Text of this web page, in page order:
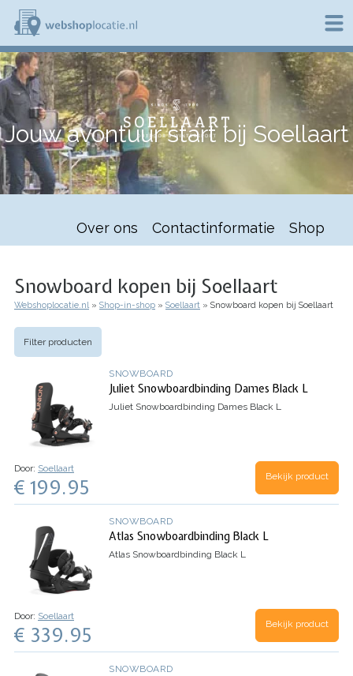
Overslaan
naar
de
inhoud
gaan
W
e
b
o
p
c
l
Jouw avontuur start bij Soellaart
Over ons Contactinformatie Shop
Snowboard kopen bij Soellaart
Kruimelpad
Webshoplocatie.nl Shop-in-shop Soellaart Snowboard kopen bij Soellaart
Filter producten
SNOWBOARD
Juliet Snowboardbinding Dames Black L
Juliet Snowboardbinding Dames Black L
Door: Soellaart
€ 199.95 Bekijk product
SNOWBOARD
Atlas Snowboardbinding Black L
Atlas Snowboardbinding Black L
Door: Soellaart
€ 339.95 Bekijk product
SNOWBOARD